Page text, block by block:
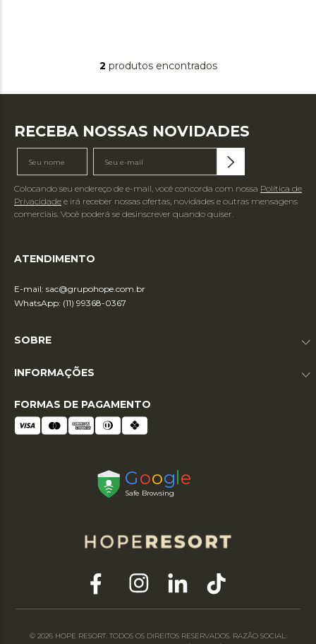
2 produtos
RECEBA NOSSAS NOVIDADES
Colocando seu endereço de e-mail, você concorda com nossa Política de
Privacidade e irá receber nossas ofertas, novidades e outras mensagens
comerciais. Você poderá se desinscrever quando quiser.
ATENDIMENTO
E-mail: sac@grupohope.com.br
WhatsApp: (11) 99368-0367
SOBRE
INFORMAÇÕES
FORMAS DE PAGAMENTO
© 2026 HOPE RESORT. TODOS OS DIREITOS RESERVADOS. RAZÃO SOCIAL: